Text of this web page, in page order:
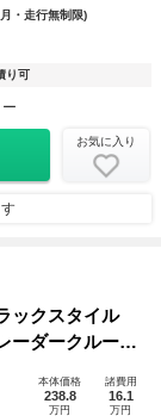
・走行無制限)
り可
お気に入り
ックスタイル
ダークルー
ンチＡＷ Ｌ
バックカメ
本体価格
238.8
万円
諸費用
16.1
万円